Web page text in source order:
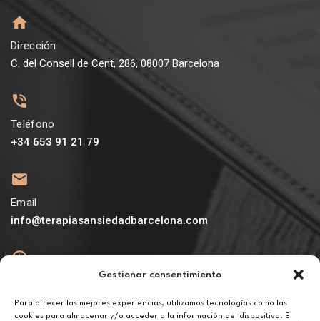
Gestionar consentimiento
Para ofrecer las mejores experiencias, utilizamos tecnologías como las
cookies para almacenar y/o acceder a la información del dispositivo. El
Dirección
C. del Consell de Cent, 286, 08007 Barcelona
Teléfono
+34 653 91 21 79
Email
info@terapiasansiedadbarcelona.com
De lunes a viernes de 10h a 20h